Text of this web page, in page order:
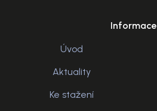
Informace
Úvod
Aktuality
Ke stažení